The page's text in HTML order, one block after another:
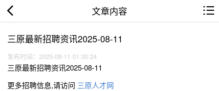
文章内容
三原最新招聘资讯2025-08-11
发布时间：2025-08-11 01:30:24
三原最新招聘资讯2025-08-11
更多招聘信息,请访问 三原人才网